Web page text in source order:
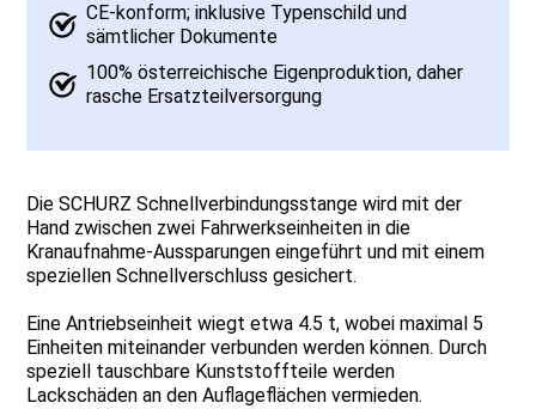
CE-konform; inklusive Typenschild und
sämtlicher Dokumente
100% österreichische Eigenproduktion, daher
rasche Ersatzteilversorgung
Die SCHURZ Schnellverbindungsstange wird mit der
Hand zwischen zwei Fahrwerkseinheiten in die
Kranaufnahme-Aussparungen eingeführt und mit einem
speziellen Schnellverschluss gesichert.
Eine Antriebseinheit wiegt etwa 4.5 t, wobei maximal 5
Einheiten miteinander verbunden werden können. Durch
speziell tauschbare Kunststoffteile werden
Lackschäden an den Auflageflächen vermieden.